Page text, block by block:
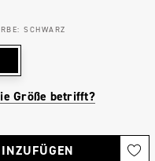
SCHWARZ
Größe betrifft?